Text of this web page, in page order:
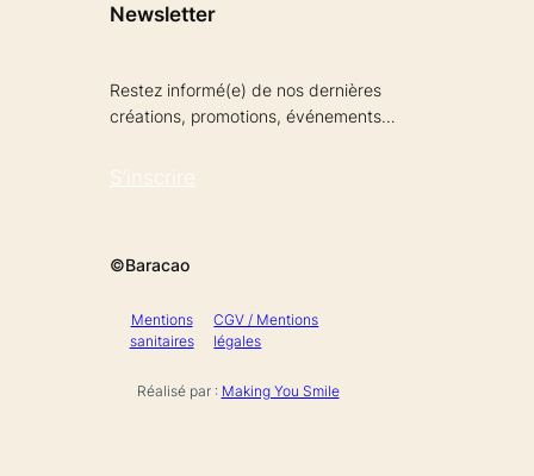
Newsletter
Restez informé(e) de nos dernières
créations, promotions, événements…
S’inscrire
©Baracao
Mentions
sanitaires
CGV / Mentions
légales
Réalisé par : Making You Smile